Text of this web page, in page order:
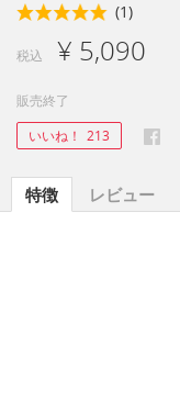
(1)
税込 ¥ 5,090
販売終了
いいね！ 213
特徴 レビュー